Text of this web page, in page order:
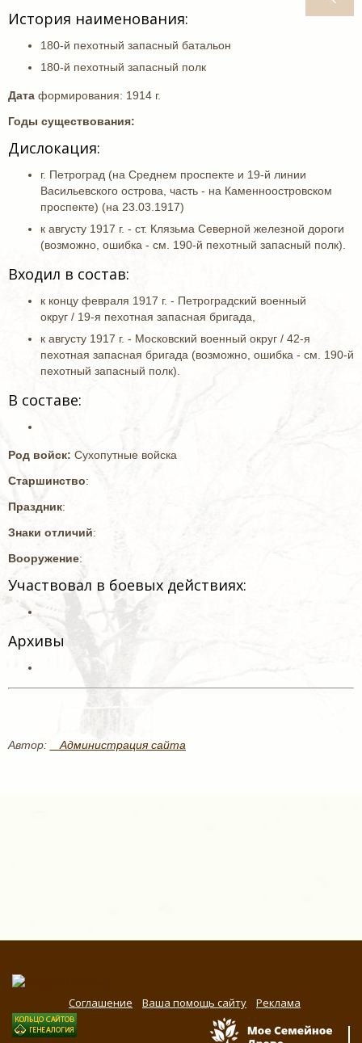
История наименования:
180-й пехотный запасный батальон
180-й пехотный запасный полк
Дата формирования: 1914 г.
Годы существования:
Дислокация:
г. Петроград (на Среднем проспекте и 19-й линии
Васильевского острова, часть - на Каменноостровском
проспекте) (на 23.03.1917)
к августу 1917 г. - ст. Клязьма Северной железной дороги
(возможно, ошибка - см. 190-й пехотный запасный полк).
Входил в состав:
к концу февраля 1917 г. - Петроградский военный
округ / 19-я пехотная запасная бригада,
к августу 1917 г. - Московский военный округ / 42-я
пехотная запасная бригада (возможно, ошибка - см. 190-й
пехотный запасный полк).
В составе:
Род войск: Сухопутные войска
Старшинство:
Праздник:
Знаки отличий:
Вооружение:
Участвовал в боевых действиях:
Архивы
Автор: _ Администрация сайта
Соглашение Ваша помощь сайту Реклама